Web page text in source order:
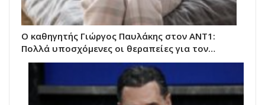
Ο καθηγητής Γιώργος Παυλάκης στον ΑΝΤ1:
Πολλά υποσχόμενες οι θεραπείες για τον…